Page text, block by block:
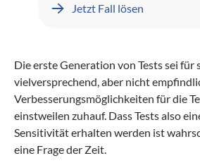
präsentiert sich mit seit
Jetzt Fall lösen
Die erste Generation von Tests sei für
vielversprechend, aber nicht
Verbesserungsmöglichkeiten für die
einstweilen zuhauf. Dass Tests also
Sensitivität erhalten werden ist
eine Frage der Zeit.